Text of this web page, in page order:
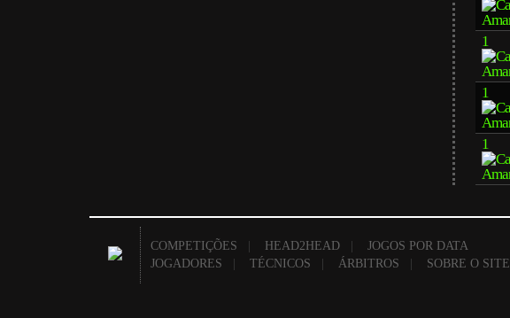
1
1
1
COMPETIÇÕES HEAD2HEAD |JOGOS POR DATA
JOGADORES |TÉCNICOS |ÁRBITROS SOBRE O SITE